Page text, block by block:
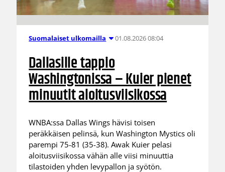
Suomalaiset ulkomailla 01.08.2026 08:04
Dallasille tappio
Washingtonissa – Kuier pienet
minuutit aloitusviisikossa
WNBA:ssa Dallas Wings hävisi toisen
peräkkäisen pelinsä, kun Washington Mystics oli
parempi 75-81 (35-38). Awak Kuier pelasi
aloitusviisikossa vähän alle viisi minuuttia
tilastoiden yhden levypallon ja syötön.